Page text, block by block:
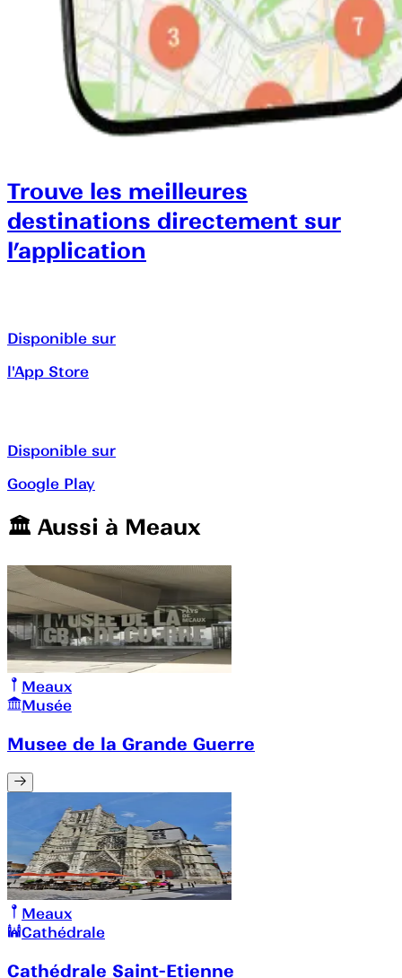
Trouve les meilleures
destinations directement sur
l’application
Disponible sur
l'App Store
Disponible sur
Google Play
🏛️️ Aussi à Meaux
Meaux
Musée
Musee de la Grande Guerre
Meaux
Cathédrale
Cathédrale Saint-Etienne